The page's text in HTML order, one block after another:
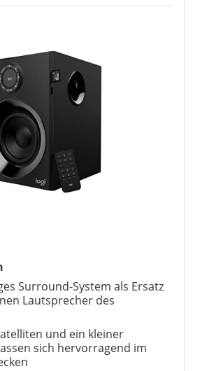
Surround-System als Ersatz
Lautsprecher des
und ein kleiner
sich hervorragend im